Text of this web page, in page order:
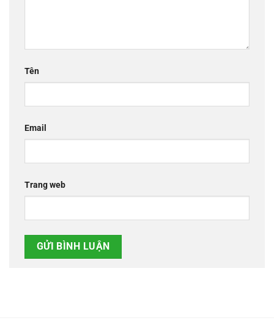
Tên
Email
Trang web